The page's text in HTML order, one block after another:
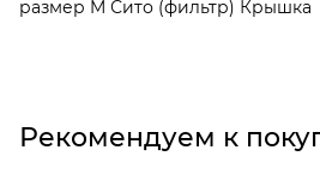
размер M Сито (фильтр) Крышка
Рекомендуем к